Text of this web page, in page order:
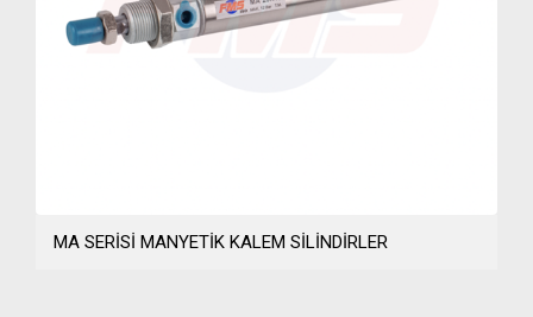
MA SERİSİ MANYETİK KALEM SİLİNDİRLER